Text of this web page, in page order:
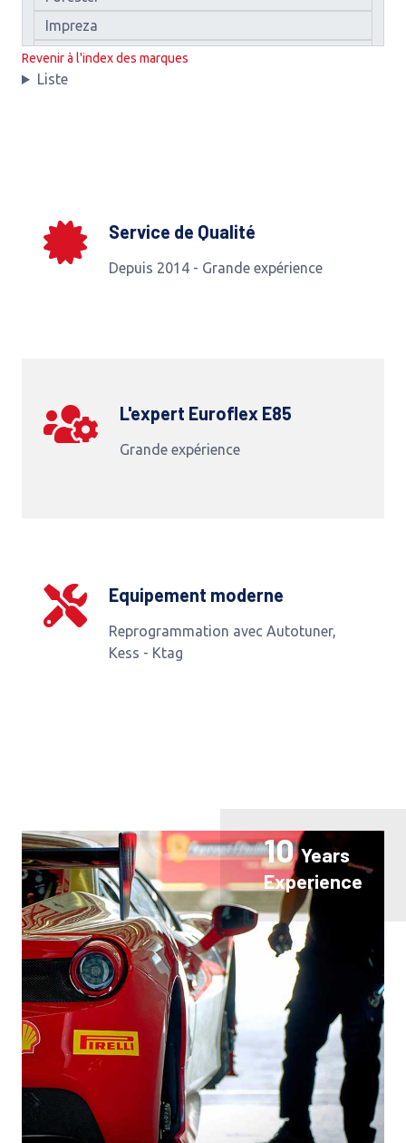
Revenir à l'index des marques
Liste
Service de Qualité
Depuis 2014 - Grande expérience
L'expert Euroflex E85
Grande expérience
Equipement moderne
Reprogrammation avec Autotuner,
Kess - Ktag
10Years
Experience